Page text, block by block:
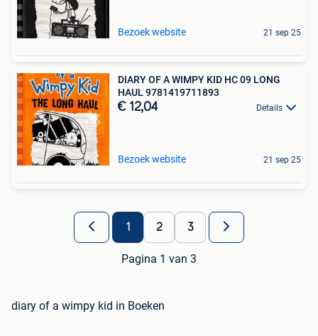
Bezoek website 21 sep 25
DIARY OF A WIMPY KID HC 09 LONG
HAUL 9781419711893
€ 12,04 Details
Bezoek website 21 sep 25
1 2 3
Pagina 1 van 3
diary of a wimpy kid in Boeken